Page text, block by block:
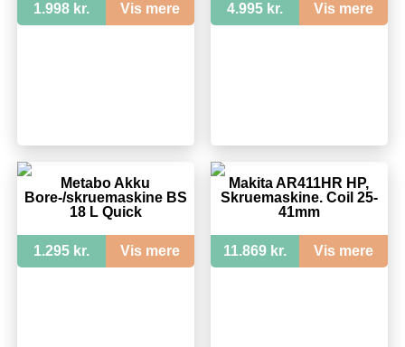
1.998 kr. Vis mere
4.995 kr.
Vis mere
Metabo Akku
Bore-/skruemaskine BS
18 L Quick
1.295 kr. Vis mere
Makita AR411HR HP,
Skruemaskine. Coil 25-
41mm
11.869 kr. Vis mere